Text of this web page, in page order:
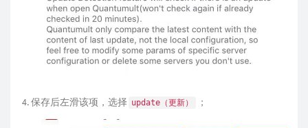
保存后左滑该项，选择 update（更新） ；